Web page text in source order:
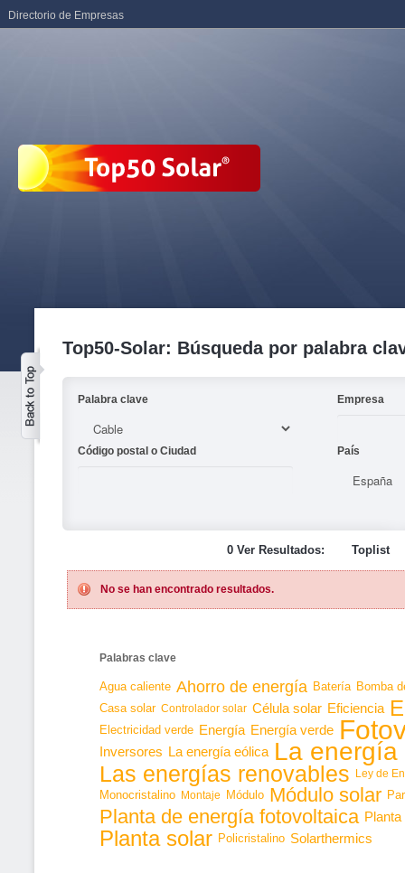
Top50-Solar: Búsqueda por palabra
Palabra clave Empresa
Código postal o Ciudad País
0 Ver Resultados: Toplist
No se han encontrado resultados.
Palabras clave
Agua caliente Ahorro de energía Batería Bomba
Casa solar Controlador solar Célula solar Eficiencia
Electricidad verde Energía Energía verde
Inversores La energía eólica La energía
Las energías renovables Ley de
Monocristalino Montaje Módulo Módulo solar
Planta de energía fotovoltaica
Planta solar Policristalino Solarthermics
Directorio de Empresas